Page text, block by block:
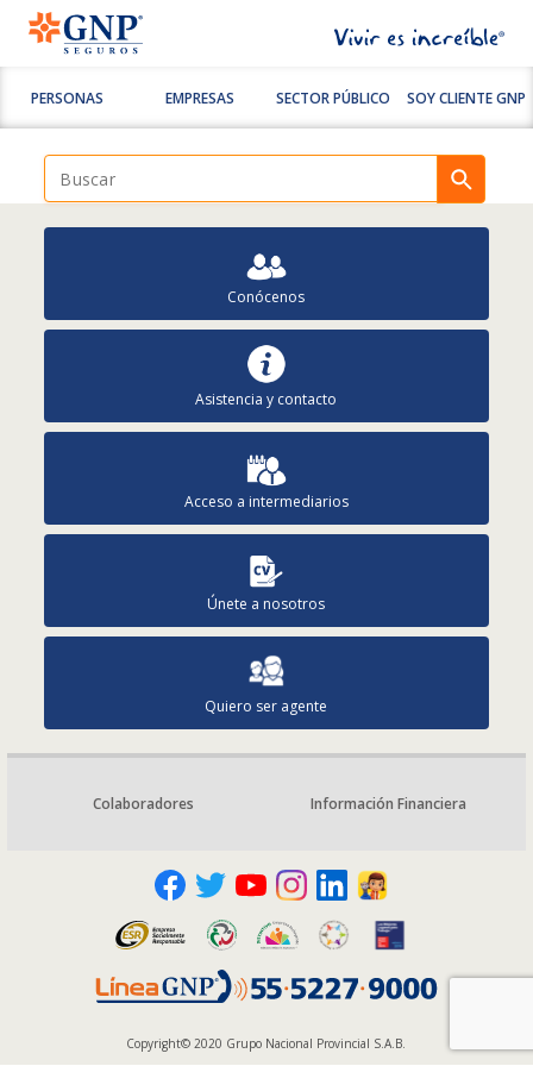
PERSONAS EMPRESAS SECTOR PÚBLICO SOY CLIENTE GNP
Conócenos
Asistencia y contacto
Acceso a intermediarios
Únete a nosotros
Quiero ser agente
Colaboradores Información Financiera
Copyright© 2020 Grupo Nacional Provincial S.A.B.